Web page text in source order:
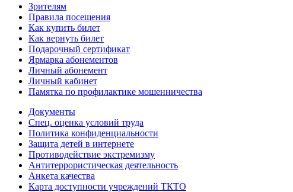
Зрителям
Правила посещения
Как купить билет
Как вернуть билет
Подарочный сертификат
Ярмарка абонементов
Личный абонемент
Личный кабинет
Памятка по профилактике мошенничества
Документы
Спец. оценка условий труда
Политика конфиденциальности
Защита детей в интернете
Противодействие экстремизму
Антитеррористическая деятельность
Анкета качества
Карта доступности учреждений ТКТО